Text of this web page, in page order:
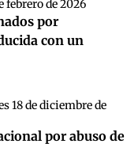
febrero de 2026
por
con un
18 de diciembre de
por abuso de